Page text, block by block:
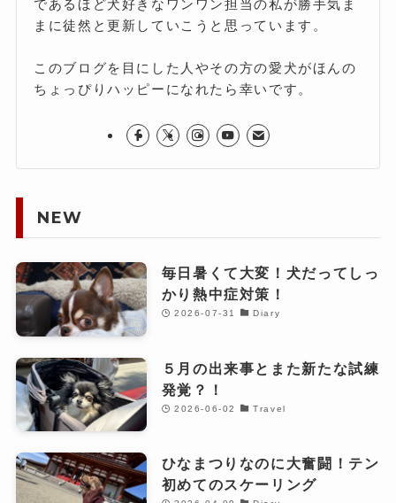
であるほど犬好きなワンワン担当の私が勝手気ま
まに徒然と更新していこうと思っています。
このブログを目にした人やその方の愛犬がほんの
ちょっぴりハッピーになれたら幸いです。
NEW
毎日暑くて大変！犬だってしっ
かり熱中症対策！
2026-07-31 Diary
５月の出来事とまた新たな試練
発覚？！
2026-06-02 Travel
ひなまつりなのに大奮闘！テン
初めてのスケーリング